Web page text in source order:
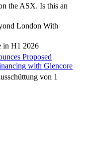
the ASX. Is this an
London With
in H1 2026
Proposed
with Glencore
von 1